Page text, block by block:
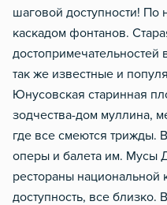
шаговой доступности! По
каскадом фонтанов.
так же известные и
Юнусовская старинная
зодчества-дом муллина,
где все смеются трижды.
оперы и балета им. Мусы
рестораны национальной
доступность, все